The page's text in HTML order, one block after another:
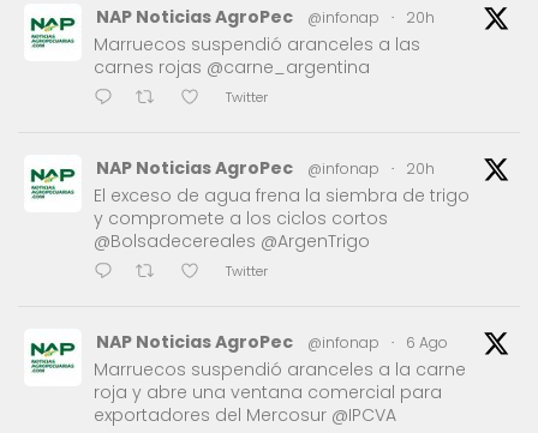
NAP Noticias AgroPec @infonap · 20h
Marruecos suspendió aranceles a las
carnes rojas @carne_argentina
Twitter
NAP Noticias AgroPec @infonap · 20h
El exceso de agua frena la siembra de trigo
y compromete a los ciclos cortos
@Bolsadecereales @ArgenTrigo
Twitter
NAP Noticias AgroPec @infonap · 6 Ago
Marruecos suspendió aranceles a la carne
roja y abre una ventana comercial para
exportadores del Mercosur @IPCVA